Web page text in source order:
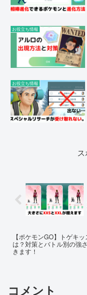
お役立ち情報
お役立ち情報
【ポケモンGO】トゲキ
は？対策とバトル別の強
きます！
コメント